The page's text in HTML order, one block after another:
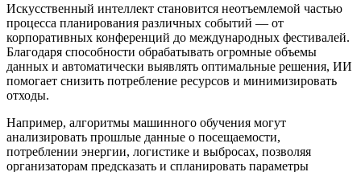
Искусственный интеллект становится неотъемлемой частью
процесса планирования различных событий — от
корпоративных конференций до международных фестивалей.
Благодаря способности обрабатывать огромные объемы
данных и автоматически выявлять оптимальные решения, ИИ
помогает снизить потребление ресурсов и минимизировать
отходы.
Например, алгоритмы машинного обучения могут
анализировать прошлые данные о посещаемости,
потреблении энергии, логистике и выбросах, позволяя
организаторам предсказать и спланировать параметры